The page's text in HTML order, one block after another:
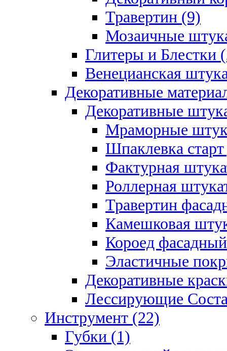
Травертин (9)
Мозаичные
Глитеры и Блестки
Венецианская
Декоративные
Декоративные
Мраморные
Шпаклевка
Фактурная
Роллерная
Травертин
Камешковая
Короед
Эластичные
Декоративные
Лессирующие
Инструмент (22)
Губки (1)